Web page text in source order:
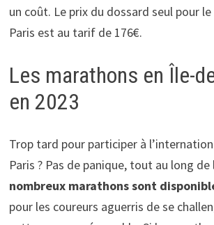
un coût. Le prix du dossard seul pour
Paris est au tarif de 176€.
Les marathons en Île-
en 2023
Trop tard pour participer à
Paris ? Pas de panique, tout au long de
nombreux marathons sont
pour les coureurs aguerris de se